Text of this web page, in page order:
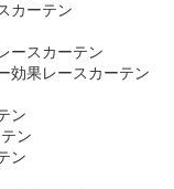
カーテン
ースカーテン
効果レースカーテン
ン
ン
ン